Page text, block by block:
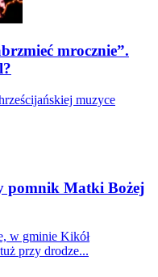
mrocznie”.
muzyce
pomnik Matki Bożej
w gminie Kikół
przy drodze...